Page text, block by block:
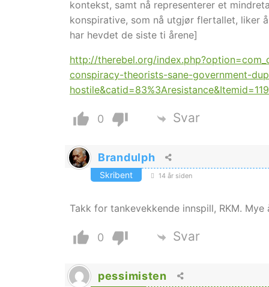
kontekst, samt nå representerer et
konspirative, som nå utgjør flertallet, liker
har hevdet de siste ti årene]
http://therebel.org/
conspiracy-theorists-sane-government-
0 Svar
Brandulph
Skribent 14 år siden
Takk for tankevekkende innspill, RKM.
0 Svar
pessimisten